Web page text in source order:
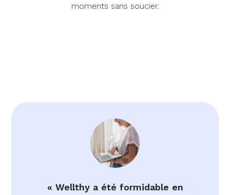
moments sans soucier.
« Wellthy a été formidable en